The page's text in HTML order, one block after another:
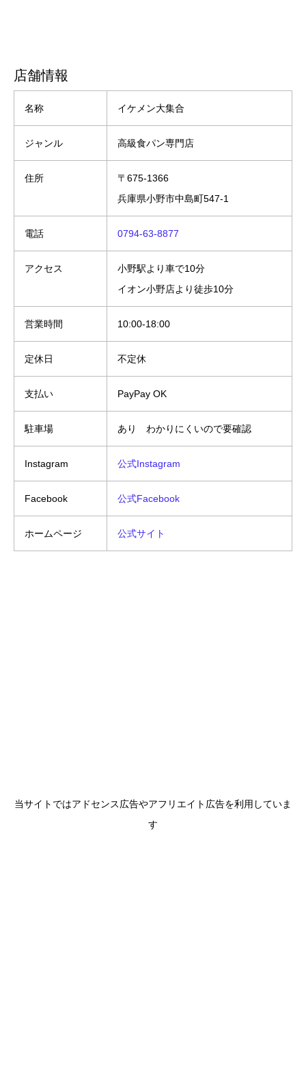
店舗情報
名称 イケメン大集合
ジャンル 高級食パン専門店
住所
〒675-1366
兵庫県小野市中島町547-1
電話 0794-63-8877
アクセス
小野駅より車で10分
イオン小野店より徒歩10分
営業時間 10:00-18:00
定休日 不定休
支払い PayPay OK
駐車場 あり わかりにくいので要確認
Instagram 公式Instagram
Facebook 公式Facebook
ホームページ 公式サイト
当サイトではアドセンス広告やアフリエイト広告を利用していま
す